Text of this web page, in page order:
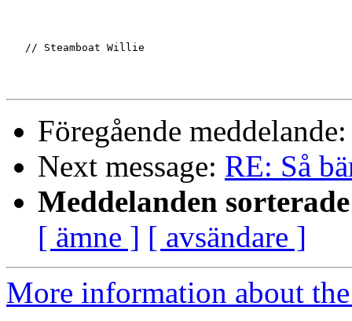
   // Steamboat Willie
Föregående
Next message: RE: Så
Meddelanden
[ ämne ] [ avsändare ]
More information about